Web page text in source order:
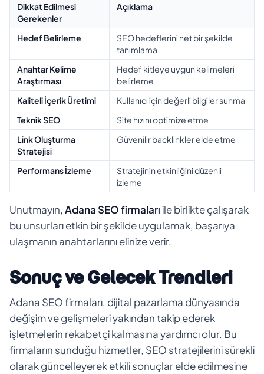
Dikkat Edilmesi
Gerekenler
Açıklama
Hedef Belirleme
SEO hedeflerini net bir şekilde
tanımlama
Anahtar Kelime
Araştırması
Hedef kitleye uygun kelimeleri
belirleme
Kaliteli İçerik Üretimi
Kullanıcı için değerli bilgiler sunma
Teknik SEO
Site hızını optimize etme
Link Oluşturma
Stratejisi
Güvenilir backlinkler elde etme
Performans İzleme
Stratejinin etkinliğini düzenli
izleme
Unutmayın, Adana SEO firmalarıile birlikte çalışarak
bu unsurları etkin bir şekilde uygulamak, başarıya
ulaşmanın anahtarlarını elinize verir.
Sonuç ve Gelecek Trendleri
Adana SEO firmaları, dijital pazarlama dünyasında
değişim ve gelişmeleri yakından takip ederek
işletmelerin rekabetçi kalmasına yardımcı olur. Bu
firmaların sunduğu hizmetler, SEO stratejilerini sürekli
olarak güncelleyerek etkili sonuçlar elde edilmesine